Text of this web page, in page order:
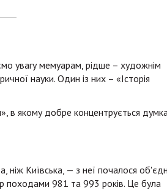
увагу мемуарам, рідше – художнім
науки. Один із них – «Історія
в якому добре концентрується
ніж Київська, — з неї почалося
походами 981 та 993 років. Це була